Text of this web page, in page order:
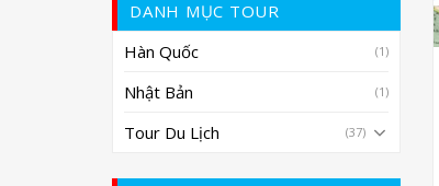
DANH MỤC TOUR
Hàn Quốc
(1)
Nhật Bản (1)
Tour Du Lịch (37)